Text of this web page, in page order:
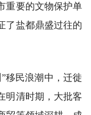
重要的文物保护单
了盐都鼎盛过往的
移民浪潮中，迁徙
明清时期，大批客